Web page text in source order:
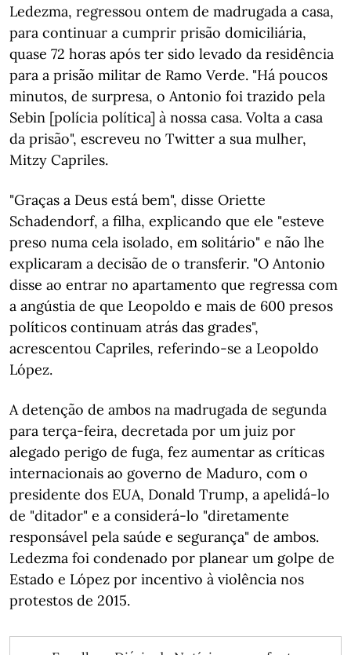
Ledezma, regressou ontem de madrugada a casa,
para continuar a cumprir prisão domiciliária,
quase 72 horas após ter sido levado da residência
para a prisão militar de Ramo Verde. "Há poucos
minutos, de surpresa, o Antonio foi trazido pela
Sebin [polícia política] à nossa casa. Volta a casa
da prisão", escreveu no Twitter a sua mulher,
Mitzy Capriles.
"Graças a Deus está bem", disse Oriette
Schadendorf, a filha, explicando que ele "esteve
preso numa cela isolado, em solitário" e não lhe
explicaram a decisão de o transferir. "O Antonio
disse ao entrar no apartamento que regressa com
a angústia de que Leopoldo e mais de 600 presos
políticos continuam atrás das grades",
acrescentou Capriles, referindo-se a Leopoldo
López.
A detenção de ambos na madrugada de segunda
para terça-feira, decretada por um juiz por
alegado perigo de fuga, fez aumentar as críticas
internacionais ao governo de Maduro, com o
presidente dos EUA, Donald Trump, a apelidá-lo
de "ditador" e a considerá-lo "diretamente
responsável pela saúde e segurança" de ambos.
Ledezma foi condenado por planear um golpe de
Estado e López por incentivo à violência nos
protestos de 2015.